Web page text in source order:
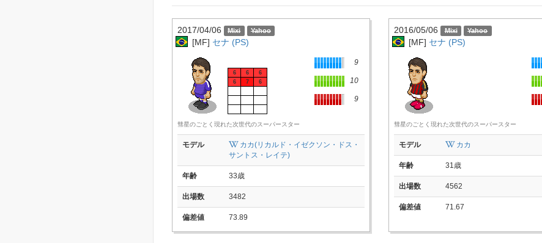
2017/04/06
[MF] セナ (PS)
6 6
6
6
7 6
9
10
9
彗星のごとく現れた次世代のスーパースター
モデル
カカ(リカルド・イゼクソン・ドス・
サントス・レイテ)
年齢 33歳
出場数 3482
偏差値 73.89
2016/05/06
[MF] セナ (PS)
彗星のごとく現れた次世代のスーパースター
モデル カカ
年齢 31歳
出場数 4562
偏差値 71.67